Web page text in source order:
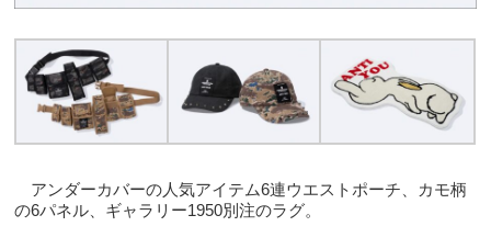
アンダーカバーの人気アイテム6連ウエストポーチ、カモ柄
の6パネル、ギャラリー1950別注のラグ。